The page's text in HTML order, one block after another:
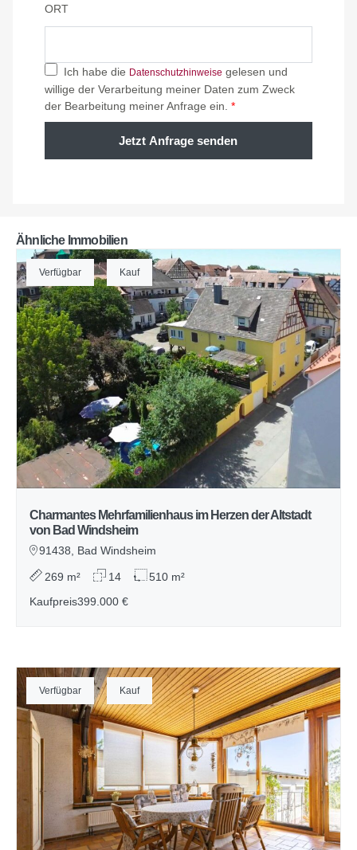
ORT
Ich habe die Datenschutzhinweise gelesen und
willige der Verarbeitung meiner Daten zum Zweck
der Bearbeitung meiner Anfrage ein. *
Jetzt Anfrage senden
Ähnliche Immobilien
Verfügbar Kauf
Charmantes Mehrfamilienhaus im Herzen der Altstadt
von Bad Windsheim
91438, Bad Windsheim
269 m² 14
510 m²
Kaufpreis399.000 €
Verfügbar Kauf